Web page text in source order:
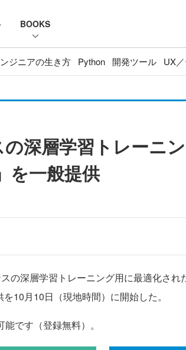
BOOKS
ジニアの生き方 Python 開発ツール UX
深層学習トレーニ
を一般提供
深層学習トレーニング用に最適化され
10月10日（現地時間）に開始した。
です（登録無料）。